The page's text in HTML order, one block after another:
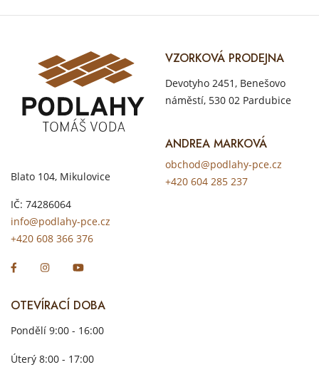
Blato 104, Mikulovice
IČ: 74286064
info@podlahy-pce.cz
+420 608 366 376
VZORKOVÁ PRODEJNA
Devotyho 2451, Benešovo
náměstí, 530 02 Pardubice
ANDREA MARKOVÁ
obchod@podlahy-pce.cz
+420 604 285 237
OTEVÍRACÍ DOBA
Pondělí 9:00 - 16:00
Úterý 8:00 - 17:00